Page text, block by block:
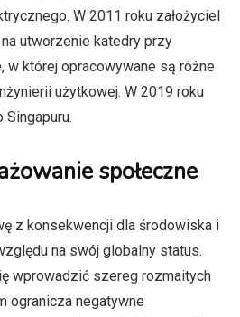
W 2011 roku założyciel
utworzenie katedry przy
w której opracowywane są różne
użytkowej. W 2019 roku
Singapuru.
społeczne
z konsekwencji dla środowiska i
na swój globalny status.
wprowadzić szereg rozmaitych
ogranicza negatywne